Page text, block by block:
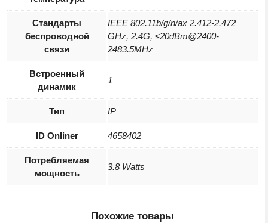
Стандарты
беспроводной
связи
IEEE 802.11b/g/n/ax 2.412-2.472
GHz, 2.4G, ≤20dBm@2400-
2483.5MHz
Встроенный
динамик
1
Тип IP
ID Onliner 4658402
Потребляемая
мощность
3.8 Watts
Похожие товары